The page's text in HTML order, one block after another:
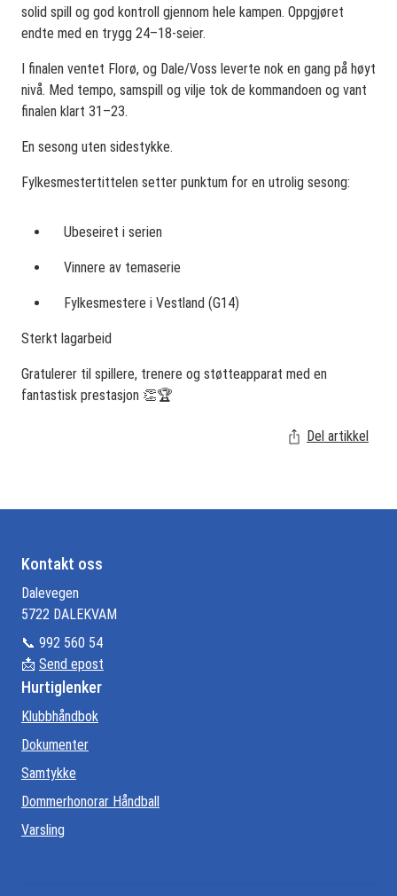
solid spill og god kontroll gjennom hele kampen. Oppgjøret
endte med en trygg 24–18-seier.
I finalen ventet Florø, og Dale/Voss leverte nok en gang på høyt
nivå. Med tempo, samspill og vilje tok de kommandoen og vant
finalen klart 31–23.
En sesong uten sidestykke.
Fylkesmestertittelen setter punktum for en utrolig sesong:
Ubeseiret i serien
Vinnere av temaserie
Fylkesmestere i Vestland (G14)
Sterkt lagarbeid
Gratulerer til spillere, trenere og støtteapparat med en
fantastisk prestasjon 👏🏆
Del artikkel
Kontakt oss
Dalevegen
5722 DALEKVAM
📞 992 560 54
📩 Send epost
Hurtiglenker
Klubbhåndbok
Dokumenter
Samtykke
Dommerhonorar Håndball
Varsling